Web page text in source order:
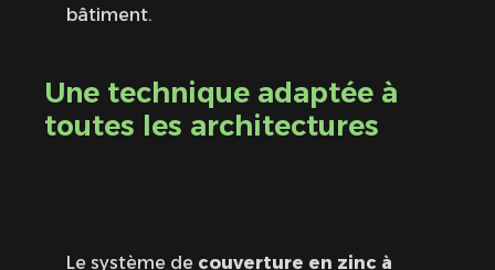
bâtiment.
Une technique adaptée à
toutes les architectures
Le système de couverture en zinc à